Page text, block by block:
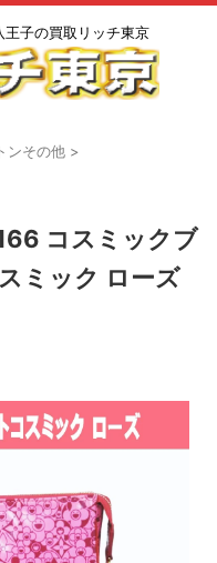
子の買取リッチ東京
ンその他 >
コスミックブ
ミック ローズ